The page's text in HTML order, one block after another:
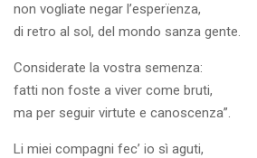
non vogliate negar l’esperïenza,
di retro al sol, del mondo sanza gente.
Considerate la vostra semenza:
fatti non foste a viver come bruti,
ma per seguir virtute e canoscenza”.
Li miei compagni fec’ io sì aguti,